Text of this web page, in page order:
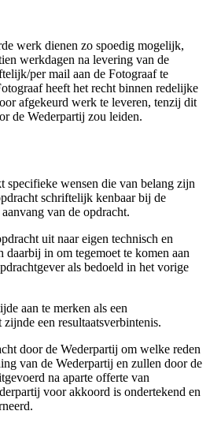
werk dienen zo spoedig mogelijk,
werkdagen na levering van de
per mail aan de Fotograaf te
heeft het recht binnen redelijke
afgekeurd werk te leveren, tenzij dit
de Wederpartij zou leiden.
specifieke wensen die van belang zijn
schriftelijk kenbaar bij de
van de opdracht.
uit naar eigen technisch en
daarbij in om tegemoet te komen aan
als bedoeld in het vorige
aan te merken als een
een resultaatsverbintenis.
door de Wederpartij om welke reden
van de Wederpartij en zullen door de
na aparte offerte van
voor akkoord is ondertekend en